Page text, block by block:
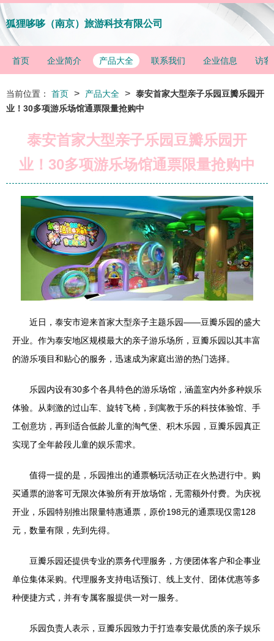
狐狸哆哆（南京）旅游科技有限公司
首页 企业简介 产品大全 联系我们 企业信息 访客
当前位置： 首页 > 产品大全 > 泰安首家大型亲子乐园豆瓣乐园开
业！30多项游乐场馆通票限量抢购中
泰安首家大型亲子乐园豆瓣乐园开
业！30多项游乐场馆通票限量抢购中
近日，泰安市迎来首家大型亲子主题乐园——豆瓣乐园的盛大
开业。作为泰安地区规模最大的亲子游乐场所，豆瓣乐园以其丰富
的游乐项目和贴心的服务，迅速成为家庭出游的热门选择。
乐园内设有30多个各具特色的游乐场馆，涵盖室内外多种娱乐
体验。从刺激的过山车、旋转飞椅，到寓教于乐的科技体验馆、手
工创意坊，再到适合低龄儿童的淘气堡、积木乐园，豆瓣乐园真正
实现了全年龄段儿童的娱乐需求。
值得一提的是，乐园推出的通票畅玩活动正在火热进行中。购
买通票的游客可无限次体验所有开放场馆，无需额外付费。为庆祝
开业，乐园特别推出限量特惠通票，原价198元的通票现仅需128
元，数量有限，先到先得。
豆瓣乐园还提供专业的票务代理服务，方便团体客户和企事业
单位集体采购。代理服务支持电话预订、线上支付、团体优惠等多
种便捷方式，并有专属客服提供一对一服务。
乐园负责人表示，豆瓣乐园致力于打造泰安最优质的亲子娱乐